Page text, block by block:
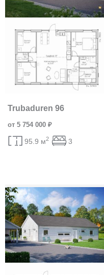
Trubaduren 96
от 5 754 000 ₽
95.9 м2 3